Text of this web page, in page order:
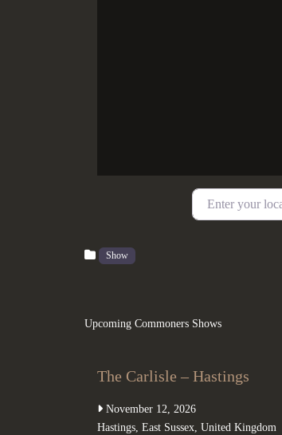
Enter your location
Show
Upcoming Commoners Shows
The Carlisle – Hastings
November 12, 2026
Hastings, East Sussex, United Kingdom